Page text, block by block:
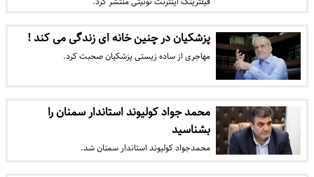
پزشکیان در چنین خانه ای زندگی می کند !
مهاجری از ساده زیستی پزشکیان صحبت کرد.
محمد جواد کولیوند استاندار سمنان را
بشناسید
محمدجواد کولیوند استاندار سمنان شد.